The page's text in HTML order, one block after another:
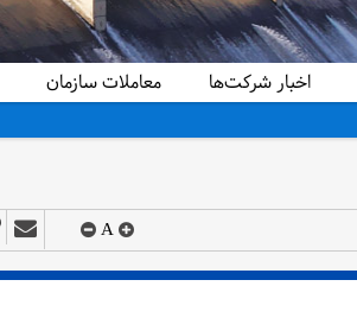
اخبار شرکت‌ها معاملات سازمان
A